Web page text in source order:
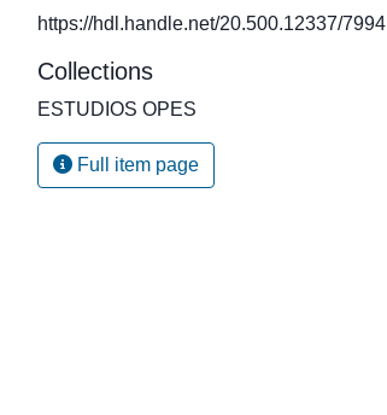
https://hdl.handle.net/20.500.12337/7994
Collections
ESTUDIOS OPES
Full item page